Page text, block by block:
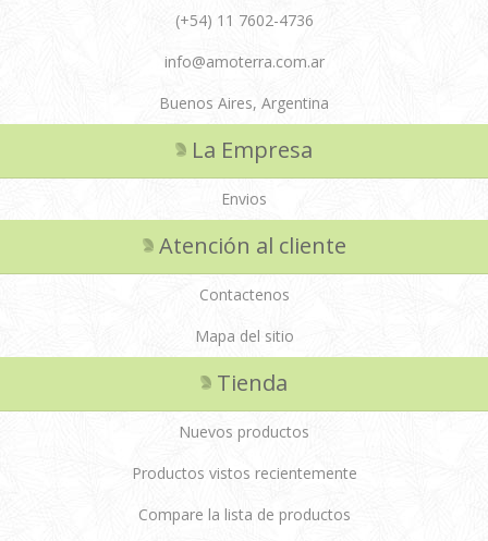
(+54) 11 7602-4736
info@amoterra.com.ar
Buenos Aires, Argentina
La Empresa
Envios
Atención al cliente
Contactenos
Mapa del sitio
Tienda
Nuevos productos
Productos vistos recientemente
Compare la lista de productos